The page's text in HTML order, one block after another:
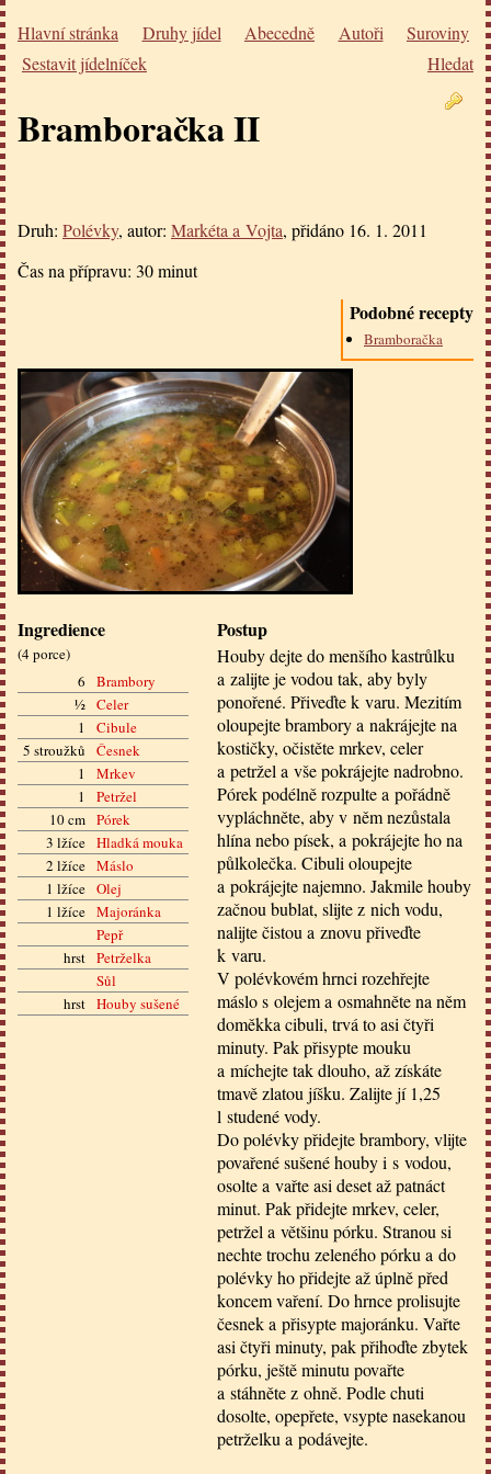
Hlavní stránka Druhy jídel Abecedně Autoři
Suroviny
Sestavit jídelníček
Hledat
Bramboračka II
Druh: Polévky, autor: Markéta a Vojta, přidáno 16. 1. 2011
Čas na přípravu: 30 minut
Podobné recepty
Bramboračka
Ingredience
(4 porce)
6
Brambory
½ Celer
1
Cibule
5 stroužků
Česnek
1
Mrkev
1
Petržel
10 cm Pórek
3 lžíce Hladká mouka
2 lžíce Máslo
1 lžíce Olej
1 lžíce Majoránka
Pepř
hrst Petrželka
Sůl
hrst Houby sušené
Postup
Houby dejte do menšího kastrůlku
a zalijte je vodou tak, aby byly
ponořené. Přiveďte k varu. Mezitím
oloupejte brambory a nakrájejte na
kostičky, očistěte mrkev, celer
a petržel a vše pokrájejte nadrobno.
Pórek podélně rozpulte a pořádně
vypláchněte, aby v něm nezůstala
hlína nebo písek, a pokrájejte ho na
půlkolečka. Cibuli oloupejte
a pokrájejte najemno. Jakmile houby
začnou bublat, slijte z nich vodu,
nalijte čistou a znovu přiveďte
k varu.
V polévkovém hrnci rozehřejte
máslo s olejem a osmahněte na něm
doměkka cibuli, trvá to asi čtyři
minuty. Pak přisypte mouku
a míchejte tak dlouho, až získáte
tmavě zlatou jíšku. Zalijte jí 1,25
l studené vody.
Do polévky přidejte brambory, vlijte
povařené sušené houby i s vodou,
osolte a vařte asi deset až patnáct
minut. Pak přidejte mrkev, celer,
petržel a většinu pórku. Stranou si
nechte trochu zeleného pórku a do
polévky ho přidejte až úplně před
koncem vaření. Do hrnce prolisujte
česnek a přisypte majoránku. Vařte
asi čtyři minuty, pak přihoďte zbytek
pórku, ještě minutu povařte
a stáhněte z ohně. Podle chuti
dosolte, opepřete, vsypte nasekanou
petrželku a podávejte.